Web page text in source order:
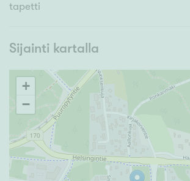
tapetti
Sijainti kartalla
+
−